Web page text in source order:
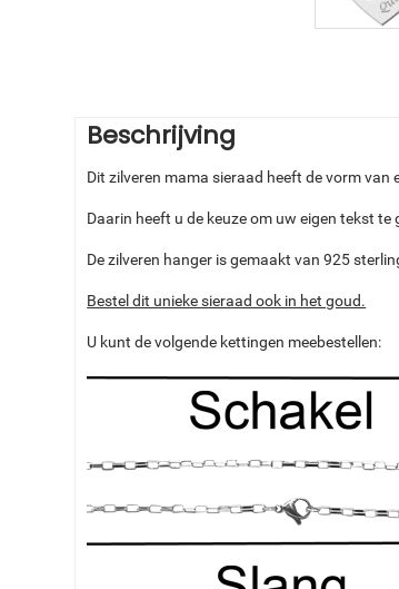
Beschrijving
Dit zilveren mama sieraad heeft de vorm
Daarin heeft u de keuze om uw eigen tekst
De zilveren hanger is gemaakt van 925
Bestel dit unieke sieraad ook in het goud.
U kunt de volgende kettingen meebestellen: